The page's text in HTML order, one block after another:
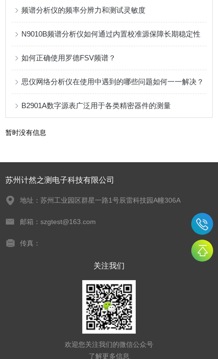
频谱分析仪的频率分辨力和测试灵敏度
N9010B频谱分析仪如何通过内置校准源保障长期稳定性
如何正确使用罗德FSV频谱？
思仪网络分析仪在使用中遇到的哪些问题如何一一解决？
B2901A数字源表广泛用于各类精密器件的测量
暂时没有信息
苏州计然之测电子科技有限公司
地址：苏州工业园区群星一路1号辰雷科技园A幢306A
邮箱：szgtest@163.com
传真：
关注我们
欢迎您关注我们的微信公众号
了解更多信息